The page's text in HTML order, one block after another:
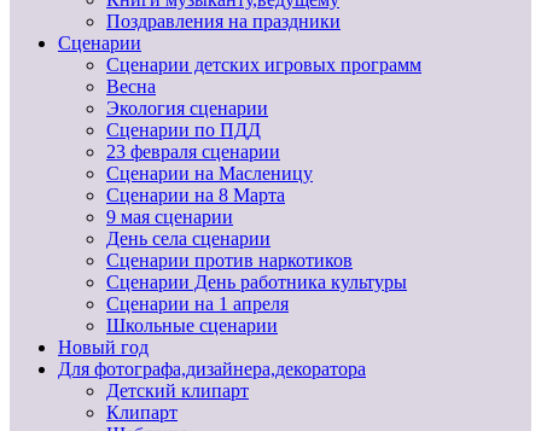
Поздравления на праздники
Сценарии
Сценарии детских игровых программ
Весна
Экология сценарии
Сценарии по ПДД
23 февраля сценарии
Сценарии на Масленицу
Сценарии на 8 Марта
9 мая сценарии
День села сценарии
Сценарии против наркотиков
Сценарии День работника культуры
Сценарии на 1 апреля
Школьные сценарии
Новый год
Для фотографа,дизайнера,декоратора
Детский клипарт
Клипарт